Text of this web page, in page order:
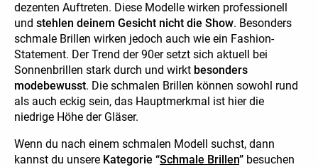
dezenten Auftreten. Diese Modelle wirken professionell
und stehlen deinem Gesicht nicht die Show. Besonders
schmale Brillen wirken jedoch auch wie ein Fashion-
Statement. Der Trend der 90er setzt sich aktuell bei
Sonnenbrillen stark durch und wirkt besonders
modebewusst. Die schmalen Brillen können sowohl rund
als auch eckig sein, das Hauptmerkmal ist hier die
niedrige Höhe der Gläser.
Wenn du nach einem schmalen Modell suchst, dann
kannst du unsere Kategorie “Schmale Brillen” besuchen